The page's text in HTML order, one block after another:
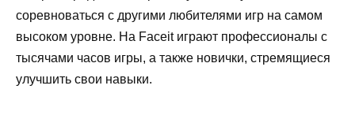
соревноваться с другими любителями игр на самом
высоком уровне. На Faceit играют профессионалы с
тысячами часов игры, а также новички, стремящиеся
улучшить свои навыки.